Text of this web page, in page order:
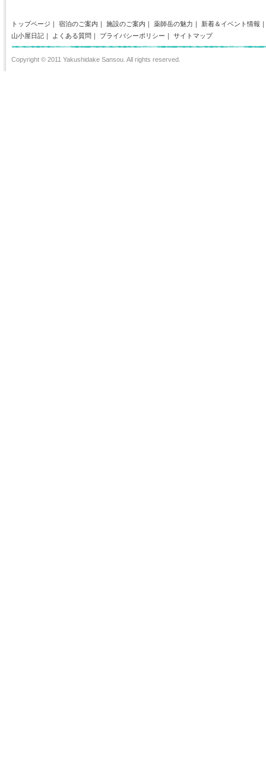
トップページ ｜ 宿泊のご案内 ｜ 施設のご案内 ｜ 薬師岳の魅力 ｜ 新着＆イベント情報 ｜
山小屋日記 ｜ よくある質問 ｜ プライバシーポリシー ｜ サイトマップ
Copyright © 2011 Yakushidake Sansou. All rights reserved.